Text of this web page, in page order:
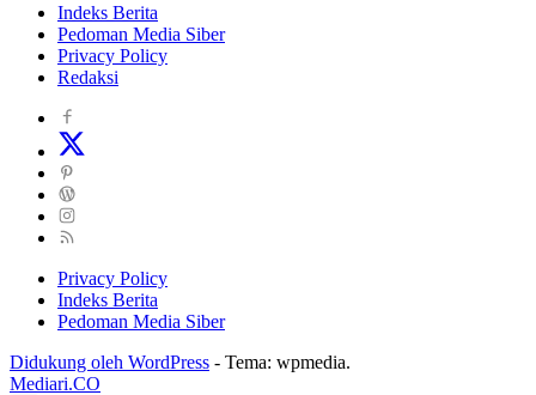
Indeks Berita
Pedoman Media Siber
Privacy Policy
Redaksi
Privacy Policy
Indeks Berita
Pedoman Media Siber
Didukung oleh WordPress - Tema: wpmedia.
Mediari.CO